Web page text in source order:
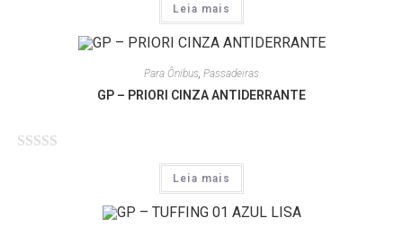
ã
Leia mais
Para Ônibus, Passadeiras
GP – PRIORI CINZA ANTIDERRANTE
Leia mais